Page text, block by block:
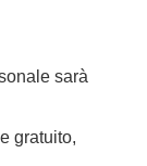
sarà
gratuito,